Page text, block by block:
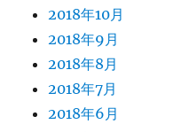
2018年10月
2018年9月
2018年8月
2018年7月
2018年6月